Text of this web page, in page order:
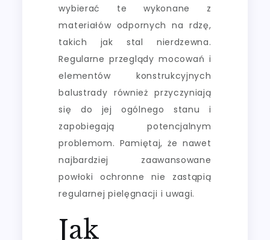
wybierać te wykonane z
materiałów odpornych na rdzę,
takich jak stal nierdzewna.
Regularne przeglądy mocowań i
elementów konstrukcyjnych
balustrady również przyczyniają
się do jej ogólnego stanu i
zapobiegają potencjalnym
problemom. Pamiętaj, że nawet
najbardziej zaawansowane
powłoki ochronne nie zastąpią
regularnej pielęgnacji i uwagi.
Jak